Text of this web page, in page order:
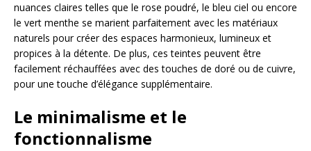
nuances claires telles que le rose poudré, le bleu ciel ou encore
le vert menthe se marient parfaitement avec les matériaux
naturels pour créer des espaces harmonieux, lumineux et
propices à la détente. De plus, ces teintes peuvent être
facilement réchauffées avec des touches de doré ou de cuivre,
pour une touche d’élégance supplémentaire.
Le minimalisme et le
fonctionnalisme